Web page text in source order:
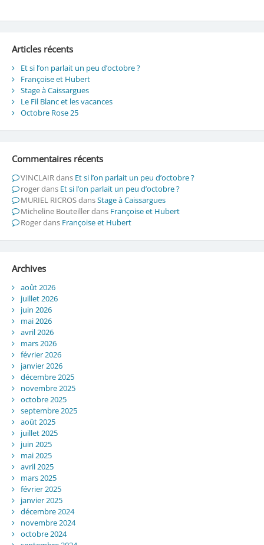
Articles récents
Et si l’on parlait un peu d’octobre ?
Françoise et Hubert
Stage à Caissargues
Le Fil Blanc et les vacances
Octobre Rose 25
Commentaires récents
VINCLAIRdans Et si l’on parlait un peu d’octobre ?
rogerdans Et si l’on parlait un peu d’octobre ?
MURIEL RICROSdansStage à Caissargues
Micheline Bouteillerdans Françoise et Hubert
Rogerdans Françoise et Hubert
Archives
août 2026
juillet 2026
juin 2026
mai 2026
avril 2026
mars 2026
février 2026
janvier 2026
décembre 2025
novembre 2025
octobre 2025
septembre 2025
août 2025
juillet 2025
juin 2025
mai 2025
avril 2025
mars 2025
février 2025
janvier 2025
décembre 2024
novembre 2024
octobre 2024